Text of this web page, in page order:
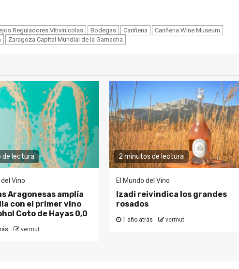
Reguladores Vitivinícolas Bodegas Cariñena
Cariñena Wine Museum
Zaragoza Capital Mundial de la Garnacha
de lectura
Vino
Aragonesas amplía
con el primer vino
Coto de Hayas 0,0
vermut
2 minutos de lectura
El Mundo del Vino
Izadi reivindica los grandes
rosados
1 año atrás vermut